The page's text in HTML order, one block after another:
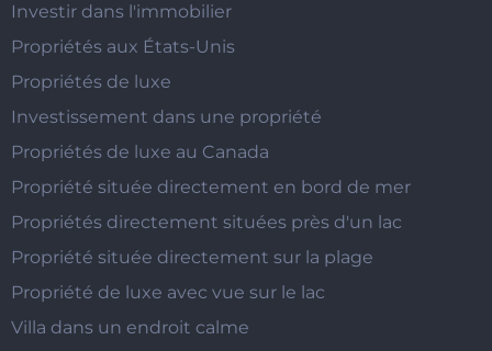
Investir dans l'immobilier
Propriétés aux États-Unis
Propriétés de luxe
Investissement dans une propriété
Propriétés de luxe au Canada
Propriété située directement en bord de mer
Propriétés directement situées près d'un lac
Propriété située directement sur la plage
Propriété de luxe avec vue sur le lac
Villa dans un endroit calme